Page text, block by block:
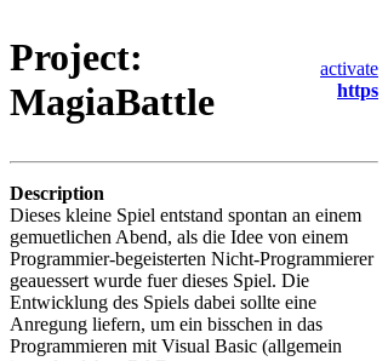
Project:
MagiaBattle
activate
https
Description
Dieses kleine Spiel entstand spontan an einem
gemuetlichen Abend, als die Idee von einem
Programmier-begeisterten Nicht-Programmierer
geauessert wurde fuer dieses Spiel. Die
Entwicklung des Spiels dabei sollte eine
Anregung liefern, um ein bisschen in das
Programmieren mit Visual Basic (allgemein